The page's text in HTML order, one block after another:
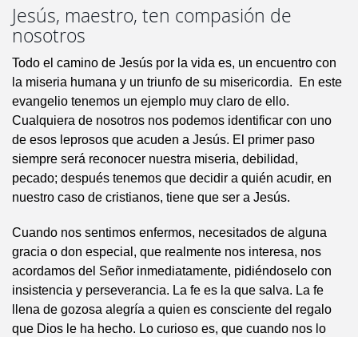
Jesús, maestro, ten compasión de
nosotros
Todo el camino de Jesús por la vida es, un encuentro con
la miseria humana y un triunfo de su misericordia. En este
evangelio tenemos un ejemplo muy claro de ello.
Cualquiera de nosotros nos podemos identificar con uno
de esos leprosos que acuden a Jesús. El primer paso
siempre será reconocer nuestra miseria, debilidad,
pecado; después tenemos que decidir a quién acudir, en
nuestro caso de cristianos, tiene que ser a Jesús.
Cuando nos sentimos enfermos, necesitados de alguna
gracia o don especial, que realmente nos interesa, nos
acordamos del Señor inmediatamente, pidiéndoselo con
insistencia y perseverancia. La fe es la que salva. La fe
llena de gozosa alegría a quien es consciente del regalo
que Dios le ha hecho. Lo curioso es, que cuando nos lo